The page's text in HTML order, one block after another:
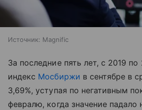
Источник: Magnific
За последние пять лет, с 2019
индекс Мосбиржи в сентябре в
3,69%, уступая по негативным
февралю, когда значение падало